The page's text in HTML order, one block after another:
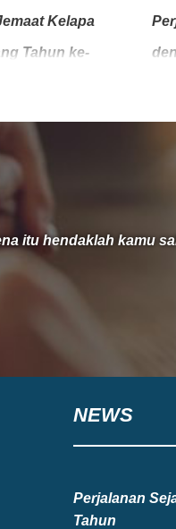
Kelapa
Tahun ke-
itu hendaklah kamu
NEWS
Perjalanan
Tahun